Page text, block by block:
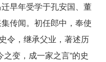
早年受学于孔安国、董
传闻。初任郎中，奉使
令，继承父业，著述历
变，成一家之言”的史